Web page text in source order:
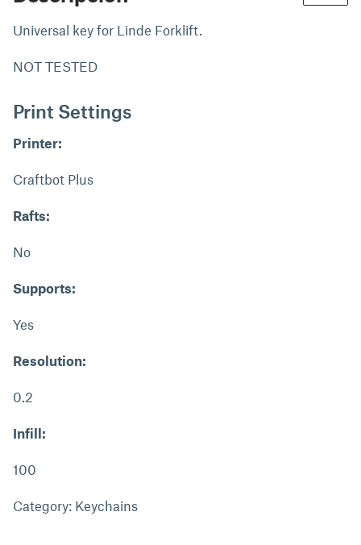
Universal key for Linde Forklift.
NOT TESTED
Print Settings
Printer:
Craftbot Plus
Rafts:
No
Supports:
Yes
Resolution:
0.2
Infill:
100
Category: Keychains